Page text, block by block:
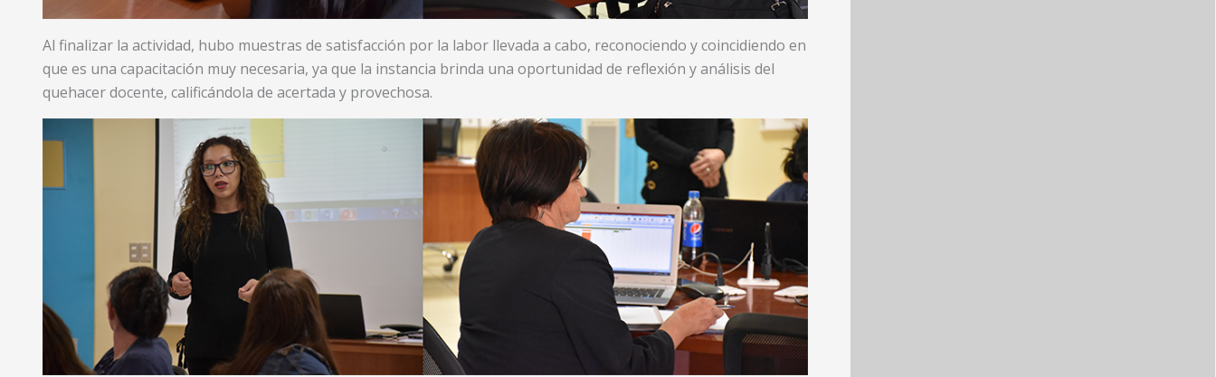
Al finalizar la actividad, hubo muestras de satisfacción por la labor llevada a cabo, reconociendo y coincidiendo en
que es una capacitación muy necesaria, ya que la instancia brinda una oportunidad de reflexión y análisis del
quehacer docente, calificándola de acertada y provechosa.